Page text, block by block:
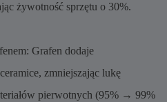
żywotność sprzętu o 30%.
Grafen dodaje
zmniejszając lukę
pierwotnych (95% → 99%